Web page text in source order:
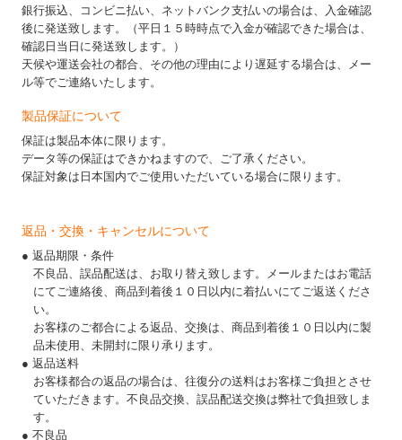
銀行振込、コンビニ払い、ネットバンク支払いの場合は、入金確認
後に発送致します。（平日１５時時点で入金が確認できた場合は、
確認日当日に発送致します。）
天候や運送会社の都合、その他の理由により遅延する場合は、メー
ル等でご連絡いたします。
製品保証について
保証は製品本体に限ります。
データ等の保証はできかねますので、ご了承ください。
保証対象は日本国内でご使用いただいている場合に限ります。
返品・交換・キャンセルについて
● 返品期限・条件
不良品、誤品配送は、お取り替え致します。メールまたはお電話
にてご連絡後、商品到着後１０日以内に着払いにてご返送くださ
い。
お客様のご都合による返品、交換は、商品到着後１０日以内に製
品未使用、未開封に限り承ります。
● 返品送料
お客様都合の返品の場合は、往復分の送料はお客様ご負担とさせ
ていただきます。不良品交換、誤品配送交換は弊社で負担致しま
す。
● 不良品